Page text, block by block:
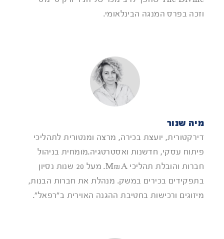
וזכה בפרס המנגה הבינלאומי.
מיה שנור
דירקטורית, יועצת בכירה, מרצה ומנטורית לתהליכי
פיתוח עסקי, חדשנות ואסטרטגיה.מומחית בניהול
חברות והובלת תהליכי M&A. מעל 20 שנות נסיון
בתפקידים בכירים במשק. מנהלת את חברות הבנות,
מיזוגים ורכישות בחטיבת ההגנה האוירית ב"רפאל".